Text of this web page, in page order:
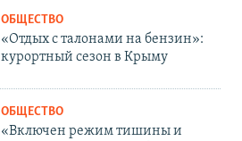
ОБЩЕСТВО
«Отдых с талонами на бензин»:
курортный сезон в Крыму
ОБЩЕСТВО
«Включен режим тишины и